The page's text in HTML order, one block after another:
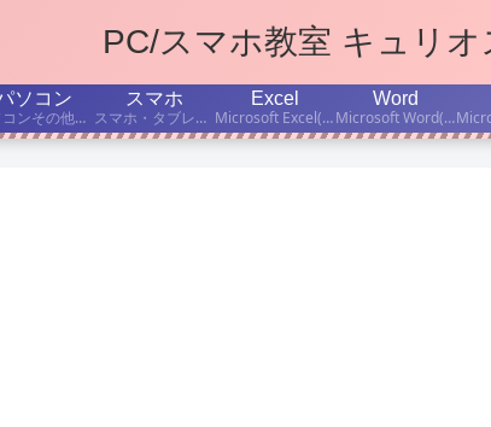
PC/スマホ教室 キュリ
ソコン
パソコンその他デジタル機器の、持ち込み修理・出張修理について書いています。
スマホ
スマホ・タブレットを、もうちょっと便利に使いたい! こんな「困った」を解決したい! という記事を書いています。
Excel
Microsoft Excel(エクセル)学習のポイント、ちょっと便利な小技などをご紹介します。
Word
Microsoft Word(ワード)学習のポイント、ちょっと便利な小技などをご紹介します。